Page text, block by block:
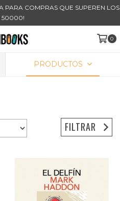
PARA COMPRAS QUE SUPEREN LOS
50000!
0
PRODUCTOS
FILTRAR